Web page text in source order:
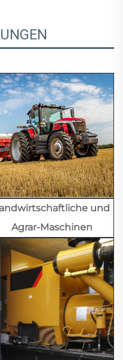
und
Agrar-Maschinen